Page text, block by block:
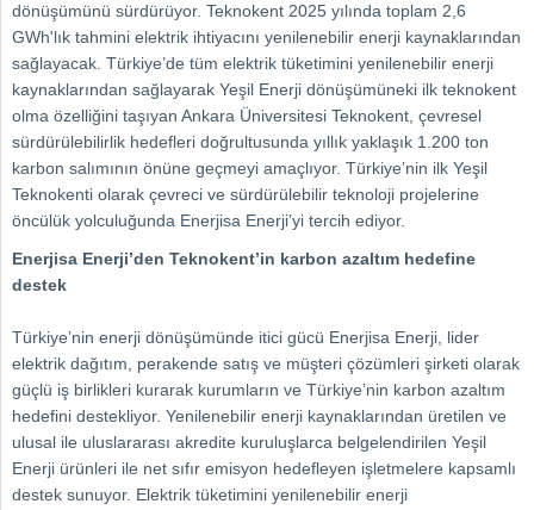
dönüşümünü sürdürüyor. Teknokent 2025 yılında toplam 2,6
GWh'lık tahmini elektrik ihtiyacını yenilenebilir enerji kaynaklarından
sağlayacak. Türkiye’de tüm elektrik tüketimini yenilenebilir enerji
kaynaklarından sağlayarak Yeşil Enerji dönüşümüneki ilk teknokent
olma özelliğini taşıyan Ankara Üniversitesi Teknokent, çevresel
sürdürülebilirlik hedefleri doğrultusunda yıllık yaklaşık 1.200 ton
karbon salımının önüne geçmeyi amaçlıyor. Türkiye’nin ilk Yeşil
Teknokenti olarak çevreci ve sürdürülebilir teknoloji projelerine
öncülük yolculuğunda Enerjisa Enerji’yi tercih ediyor.
Enerjisa Enerji’den Teknokent’in karbon azaltım hedefine
destek
Türkiye’nin enerji dönüşümünde itici gücü Enerjisa Enerji, lider
elektrik dağıtım, perakende satış ve müşteri çözümleri şirketi olarak
güçlü iş birlikleri kurarak kurumların ve Türkiye’nin karbon azaltım
hedefini destekliyor. Yenilenebilir enerji kaynaklarından üretilen ve
ulusal ile uluslararası akredite kuruluşlarca belgelendirilen Yeşil
Enerji ürünleri ile net sıfır emisyon hedefleyen işletmelere kapsamlı
destek sunuyor. Elektrik tüketimini yenilenebilir enerji